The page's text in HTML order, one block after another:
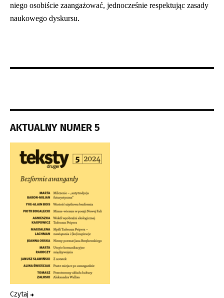
niego osobiście zaangażować, jednocześnie respektując zasady
naukowego dyskursu.
AKTUALNY NUMER 5
Czytaj